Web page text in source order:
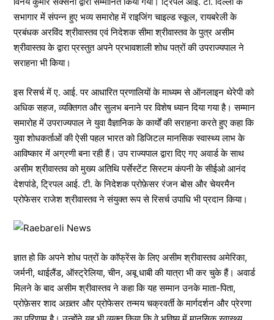
सभागार में संपन्न हुए भव्य समारोह में राइजिंग चाइल्ड स्कूल, रायबरेली के
प्रबंधक अरविंद श्रीवास्तव एवं निदेशक सीमा श्रीवास्तव के पुत्र असीम
श्रीवास्तव के द्वारा प्रस्तुत अपने प्रभावशाली शोध पत्रों की उपराज्यपाल ने
सराहना भी किया।
इस रिसर्च में ए. आई. पर आधारित प्रणालियों के माध्यम से ऑनलाइन थेरेपी को
अधिक सहज, व्यक्तिगत और सुलभ बनाने पर विशेष ध्यान दिया गया है। सम्मान
समारोह में उपराज्यपाल ने युवा वैज्ञानिक के कार्यों की सराहना करते हुए कहा कि
युवा शोधकर्ताओं की ऐसी पहल भारत को डिजिटल मानसिक स्वास्थ्य लाभ के
आविष्कार में अग्रणी बना रही हैं। उप राज्यपाल द्वारा दिए गए अवार्ड के साथ
असीम श्रीवास्तव को मुख्य अतिथि पर्सेस्टेंट सिस्टम कंपनी के सीईओ आनंद
देशपांडे, ट्रिपल आई. टी. के निदेशक प्रोफ़ेसर रंजन बोस और चेयरमैन
प्रोफेसर राजेश श्रीवास्तव ने संयुक्त रूप से रिसर्च उपाधि भी प्रदान किया।
ज्ञात हो कि अपने शोध पत्रों के कॉफ्रेंस के लिए असीम श्रीवास्तव अमेरिका,
जर्मनी, थाईलैंड, ऑस्ट्रेलिया, चीन, अबू धाबी की यात्रा भी कर चुके हैं। अवार्ड
मिलने के बाद असीम श्रीवास्तव ने कहा कि यह सम्मान उनके माता-पिता,
प्रोफ़ेसर शाद अख़्तर और प्रोफेसर तन्मय चक्रवर्ती के मार्गदर्शन और प्रेरणा